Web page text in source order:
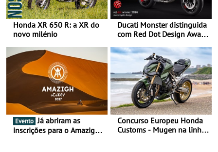
Honda XR 650 R: a XR do
novo milénio
Ducati Monster distinguida
com Red Dot Design Award
Evento Já abriram as
inscrições para o Amazigh
Concurso Europeu Honda
Customs - Mugen na linha